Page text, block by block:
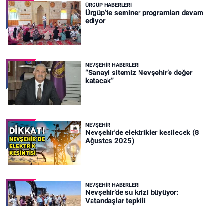
ÜRGÜP HABERLERI
Ürgüp’te seminer programları devam
ediyor
NEVŞEHIR HABERLERI
“Sanayi sitemiz Nevşehir’e değer
katacak”
NEVŞEHIR
Nevşehir'de elektrikler kesilecek (8
Ağustos 2025)
NEVŞEHIR HABERLERI
Nevşehir’de su krizi büyüyor:
Vatandaşlar tepkili